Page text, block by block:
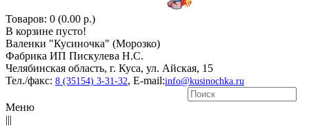
Товаров: 0 (0.00 р.)
В корзине пусто!
Валенки "Кусиночкa" (Морозко)
Фабрика ИП Пискулева Н.С.
Челябинская область, г. Куса, ул. Айская, 15
Тел./факс: 8 (35154) 3-31-32, E-mail:info@kusinochka.ru
Меню
|||